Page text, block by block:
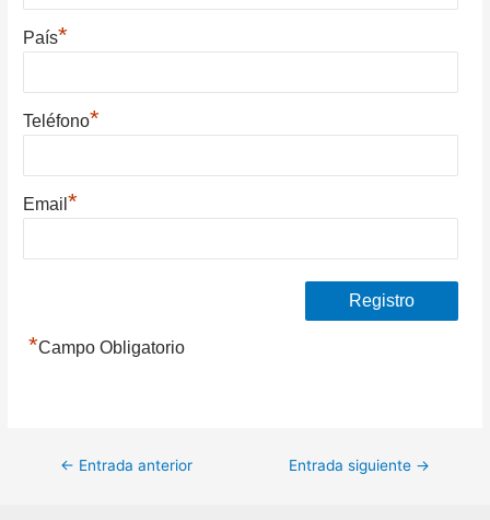
País*
Teléfono*
Email*
*Campo Obligatorio
Navegación
← Entrada anterior Entrada siguiente →